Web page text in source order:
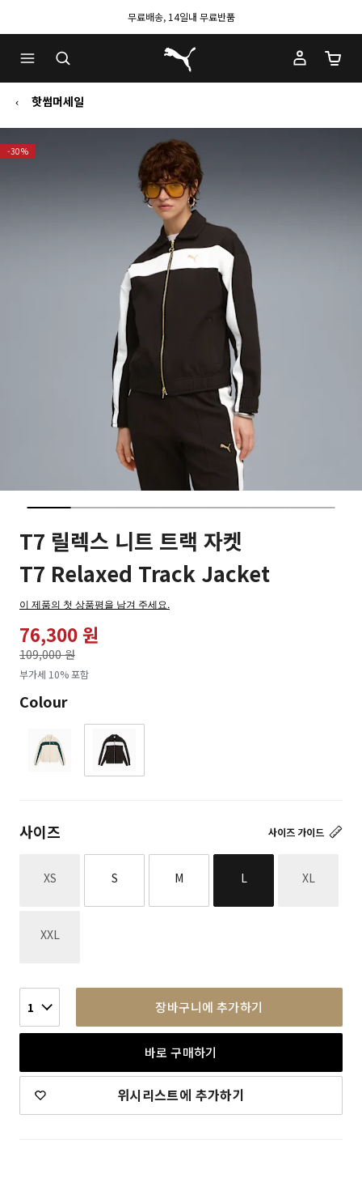
무료배송, 14일내 무료반품
푸마 홈
장바
핫썸머세일
-30%
T7 릴렉스 니트 트랙 자켓
T7 Relaxed Track Jacket
이 제품의 첫 상품평을 남겨 주세요.
76,300 원
109,000 원
로
부가세 10% 포함
Colour
사이즈 가이드
사이즈
XS재고없음 S M L XL
XXL
1 장바구니에 추가하기
바로 구매하기
위시리스트에 추가하기